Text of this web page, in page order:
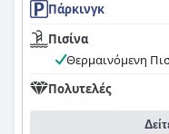
Πάρκινγκ
Πισίνα
Θερμαινόμενη
Πολυτελές